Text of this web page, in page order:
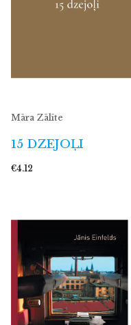
Māra Zālīte
15 DZEJOĻI
€4.12